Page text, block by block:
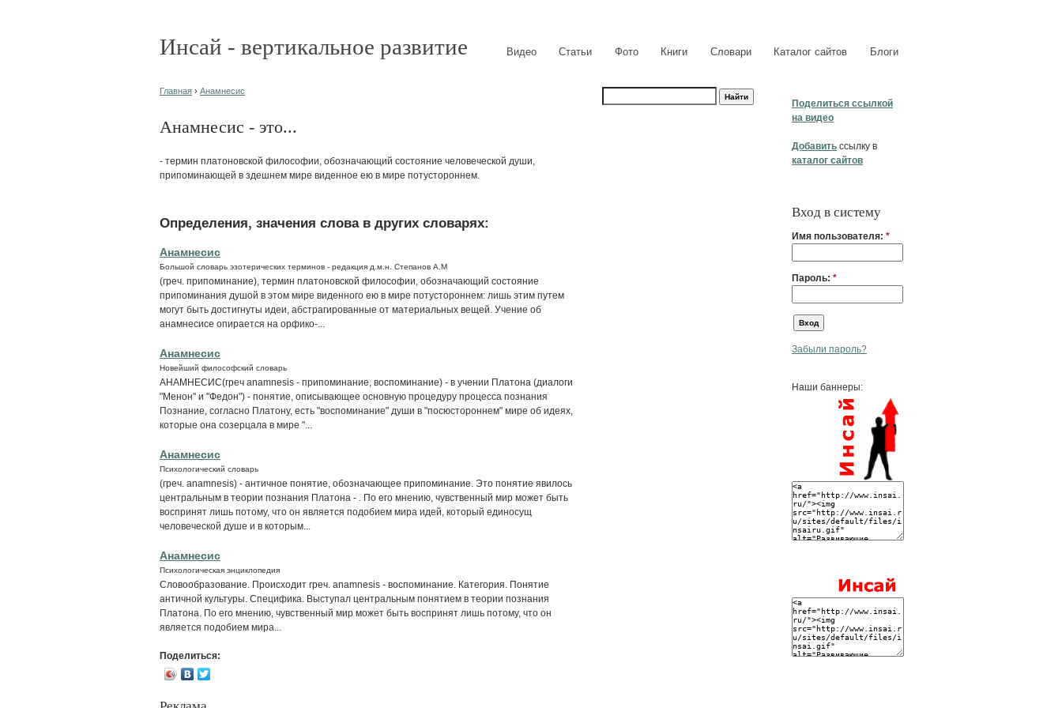
Инсай - вертикальное развитие Видео Статьи Фото Книги Словари Каталог сайтов Блоги
Поделиться ссылкой
на видео
Добавить ссылку в
каталог сайтов
Вход в систему
Имя пользователя: *
Пароль: *
Забыли пароль?
Наши баннеры:
Главная › Анамнесис
Анамнесис - это...
- термин платоновской философии, обозначающий состояние человеческой души,
припоминающей в здешнем мире виденное ею в мире потустороннем.
Определения, значения слова в других словарях:
Анамнесис
Большой словарь эзотерических терминов - редакция д.м.н. Степанов А.М
(греч. припоминание), термин платоновской философии, обозначающий состояние
припоминания душой в этом мире виденного ею в мире потустороннем: лишь этим путем
могут быть достигнуты идеи, абстрагированные от материальных вещей. Учение об
анамнесисе опирается на орфико-...
Анамнесис
Новейший философский словарь
АНАМНЕСИС(греч anamnesis - припоминание, воспоминание) - в учении Платона (диалоги
"Менон" и "Федон") - понятие, описывающее основную процедуру процесса познания
Познание, согласно Платону, есть "воспоминание" души в "посюстороннем" мире об идеях,
которые она созерцала в мире "...
Анамнесис
Психологический словарь
(греч. anamnesis) - античное понятие, обозначающее припоминание. Это понятие явилось
центральным в теории познания Платона - . По его мнению, чувственный мир может быть
воспринят лишь потому, что он является подобием мира идей, который единосущ
человеческой душе и в которым...
Анамнесис
Психологическая энциклопедия
Словообразование. Происходит греч. anamnesis - воспоминание. Категория. Понятие
античной культуры. Специфика. Выступал центральным понятием в теории познания
Платона. По его мнению, чувственный мир может быть воспринят лишь потому, что он
является подобием мира...
Поделиться: